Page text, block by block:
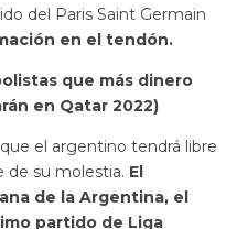
del Paris Saint Germain
en el tendón.
que más dinero
en Qatar 2022)
el argentino tendrá libre
de su molestia. El
de la Argentina, el
partido de Liga